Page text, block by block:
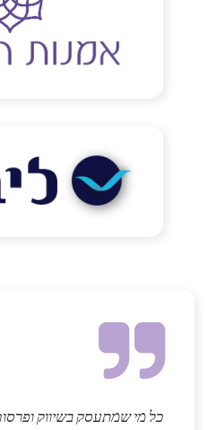
כל מי שמתעסק בשיווק